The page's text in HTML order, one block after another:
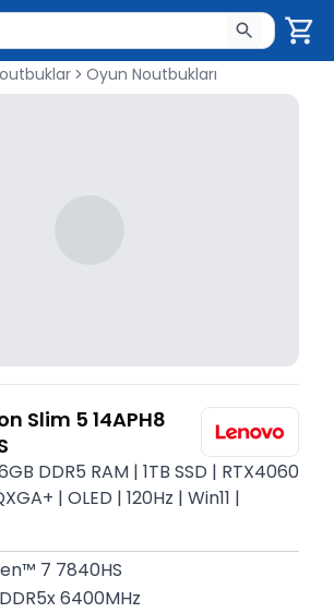
ən azı 2 simvol yazın. Göndərmək
Oyun Noutbukları
Slim 5 14APH8
DDR5 RAM | 1TB SSD | RTX4060
| OLED | 120Hz | Win11 |
7 7840HS
6400MHz